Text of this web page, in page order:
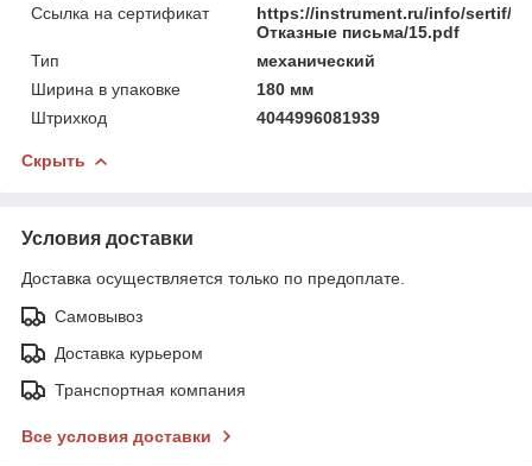
Ссылка на сертификат
https://instrument.ru/info/sertif/
Отказные письма/15.pdf
Тип
механический
Ширина в упаковке
180 мм
Штрихкод
4044996081939
Скрыть
Условия доставки
Доставка осуществляется только по предоплате.
Самовывоз
Доставка курьером
Транспортная компания
Все условия доставки